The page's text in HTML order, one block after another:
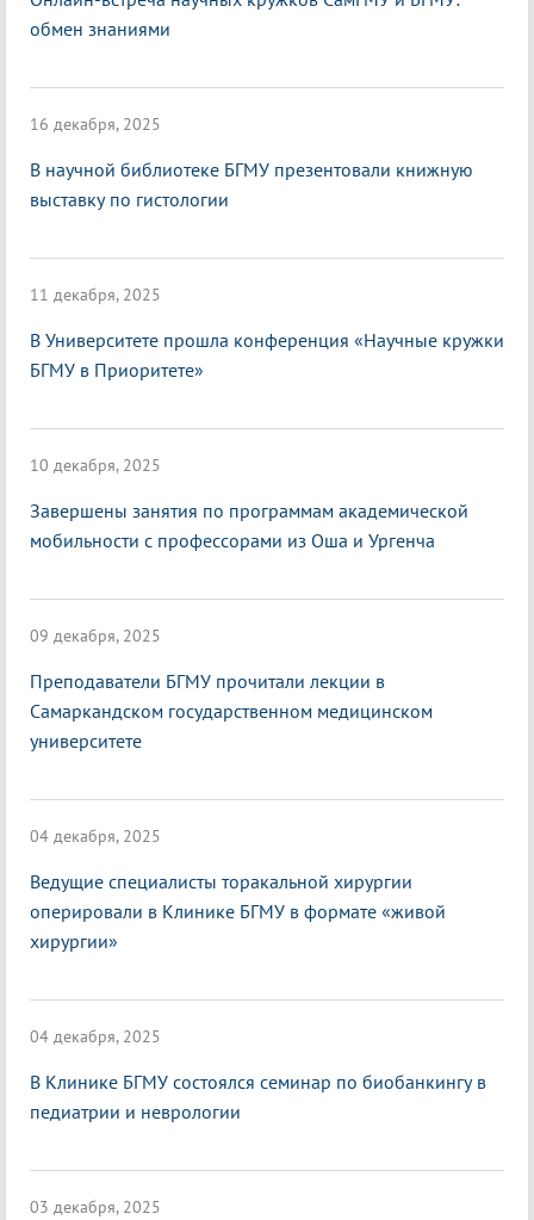
обмен знаниями
16 декабря, 2025
В научной библиотеке БГМУ презентовали книжную
выставку по гистологии
11 декабря, 2025
В Университете прошла конференция «Научные кружки
БГМУ в Приоритете»
10 декабря, 2025
Завершены занятия по программам академической
мобильности с профессорами из Оша и Ургенча
09 декабря, 2025
Преподаватели БГМУ прочитали лекции в
Самаркандском государственном медицинском
университете
04 декабря, 2025
Ведущие специалисты торакальной хирургии
оперировали в Клинике БГМУ в формате «живой
хирургии»
04 декабря, 2025
В Клинике БГМУ состоялся семинар по биобанкингу в
педиатрии и неврологии
03 декабря, 2025